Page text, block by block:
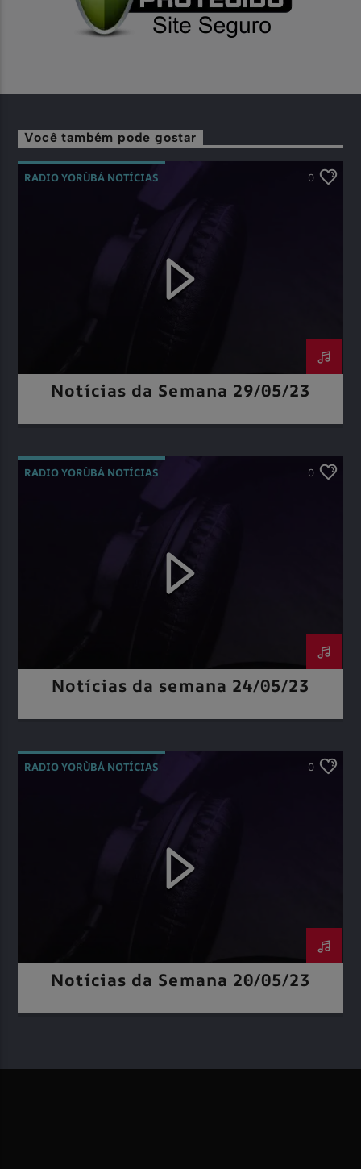
Você também pode gostar
RADIO YORÙBÁ NOTÍCIAS 0
Notícias da Semana 29/05/23
RADIO YORÙBÁ NOTÍCIAS 0
Notícias da semana 24/05/23
RADIO YORÙBÁ NOTÍCIAS 0
Notícias da Semana 20/05/23